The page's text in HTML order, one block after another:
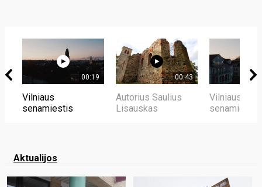
00:19
Vilniaus
senamiestis
00:43
Autorius Saulius
Lisauskas
Vilniaus
senamiestis
Aktualijos